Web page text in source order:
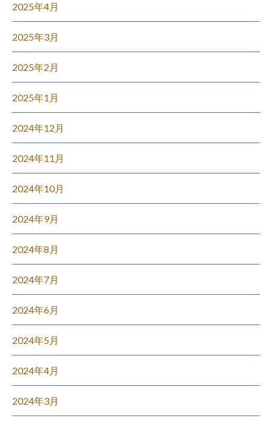
2025年4月
2025年3月
2025年2月
2025年1月
2024年12月
2024年11月
2024年10月
2024年9月
2024年8月
2024年7月
2024年6月
2024年5月
2024年4月
2024年3月